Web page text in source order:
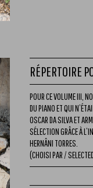
RÉPERTOIRE
POUR CE VOLUME III,
DU PIANO ET QUI
OSCAR DA SILVA ET
SÉLECTION GRÂCE À
HERNÂNI TORRES.
(CHOISI PAR /